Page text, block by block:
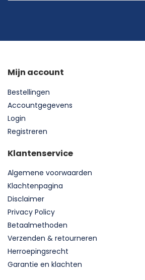
Mijn account
Bestellingen
Accountgegevens
Login
Registreren
Klantenservice
Algemene voorwaarden
Klachtenpagina
Disclaimer
Privacy Policy
Betaalmethoden
Verzenden & retourneren
Herroepingsrecht
Garantie en klachten